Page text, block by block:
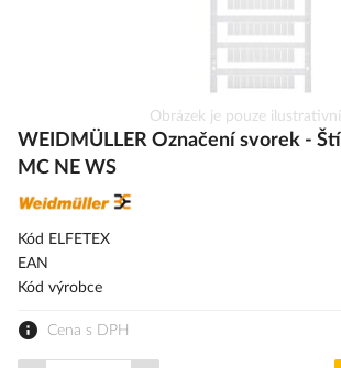
na
začátek
s
Obrázek je pouze
WEIDMÜLLER Označení svorek -
MC NE WS
Kód ELFETEX
EAN
Kód výrobce
Cena s DPH